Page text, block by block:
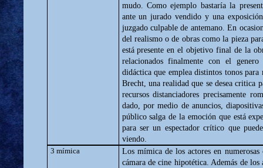
mudo. Como ejemplo bastaría la
ante un jurado vendido y una
juzgado culpable de antemano. En
del realismo o de obras como la pieza
está presente en el objetivo final de la
relacionados finalmente con el
didáctica que emplea distintos tonos
Brecht, una realidad que se desea critica
recursos distanciadores precisamente
dado, por medio de anuncios,
público salga de la emoción que está
para ser un espectador crítico que
viendo.
3 mímica
Los mímica de los actores en numerosas
cámara de cine hipotética. Además de